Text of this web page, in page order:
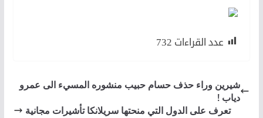
عدد القراءات 732
شيرين وراء حذف حسام حبيب منشوره المسيء الى عمرو
دياب !
تعرف على الدول التي منحتها سريلانكا تأشيرات مجانية